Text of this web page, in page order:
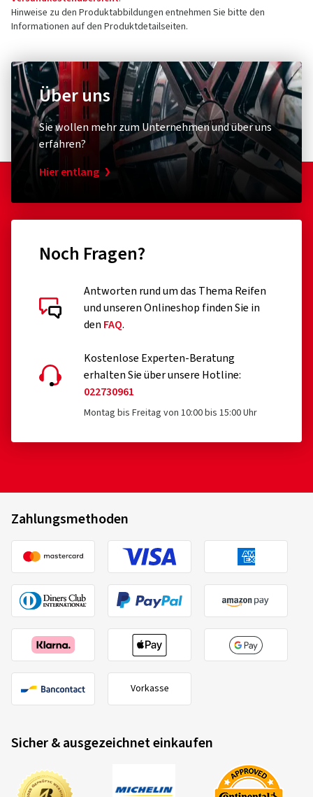
Hinweise zu den Produktabbildungen entnehmen Sie bitte den
Informationen auf den Produktdetailseiten.
Über uns
Sie wollen mehr zum Unternehmen und über uns
erfahren?
Hier entlang
Noch Fragen?
Antworten rund um das Thema Reifen
und unseren Onlineshop finden Sie in
den FAQ.
Kostenlose Experten-Beratung
erhalten Sie über unsere Hotline:
022730961
Montag bis Freitag von 10:00 bis 15:00 Uhr
Zahlungsmethoden
Vorkasse
Sicher & ausgezeichnet einkaufen